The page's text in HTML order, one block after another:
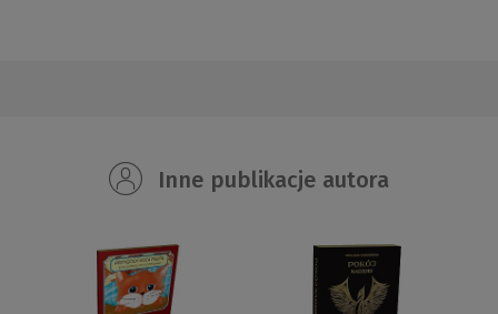
Inne publikacje autora